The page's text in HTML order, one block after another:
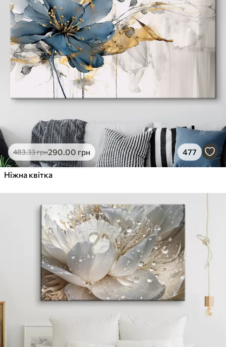
483.33грн290.00 грн 477
Ніжна квітка